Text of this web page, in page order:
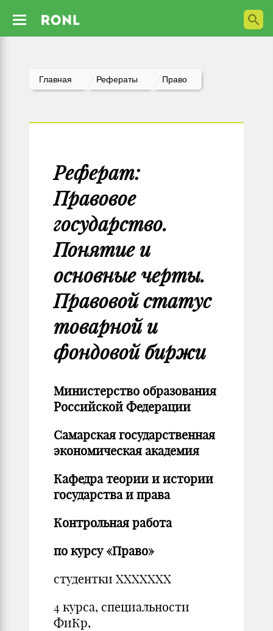
Главная Рефераты Право
Реферат:
Правовое
государство.
Понятие и
основные черты.
Правовой статус
товарной и
фондовой биржи
Министерство образования
Российской Федерации
Самарская государственная
экономическая академия
Кафедра теории и истории
государства и права
Контрольная работа
по курсу «Право»
студентки ХХХХХХХ
4 курса, специальности
ФиКр,